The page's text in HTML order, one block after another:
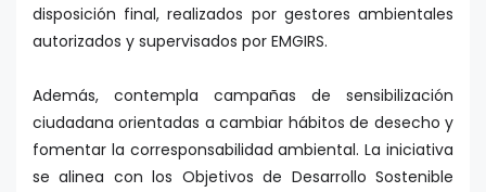
disposición final, realizados por gestores ambientales
autorizados y supervisados por EMGIRS.
Además, contempla campañas de sensibilización
ciudadana orientadas a cambiar hábitos de desecho y
fomentar la corresponsabilidad ambiental. La iniciativa
se alinea con los Objetivos de Desarrollo Sostenible